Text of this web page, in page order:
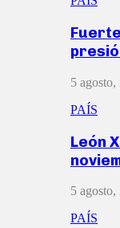
5 agosto,
PAÍS
León
5 agosto,
PAÍS